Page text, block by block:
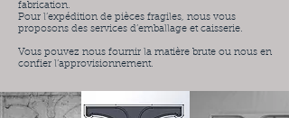
fabrication.
Pour l’expédition de pièces fragiles, nous vous
proposons des services d’emballage et caisserie.
Vous pouvez nous fournir la matière brute ou nous en
confier l’approvisionnement.